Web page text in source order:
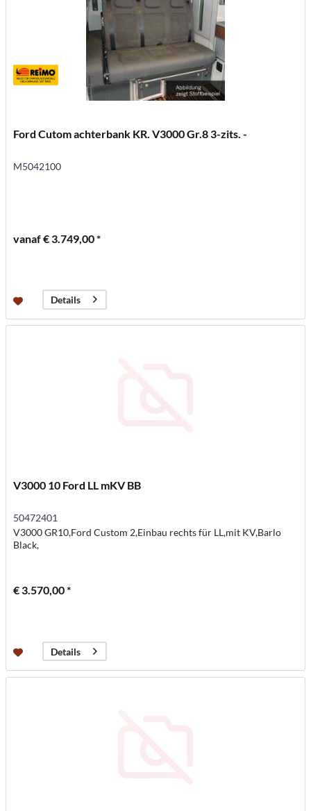
Ford Cutom achterbank KR. V3000 Gr.8 3-zits. -
M5042100
vanaf € 3.749,00 *
Details
V3000 10 Ford LL mKV BB
50472401
V3000 GR10,Ford Custom 2,Einbau rechts für LL,mit KV,Barlo
Black,
€ 3.570,00 *
Details